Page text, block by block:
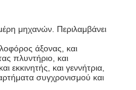
μηχανών . Περιλαμβάνει
άξονας, και
πλυντήριο, και
εκκινητής , και γεννήτρια,
συγχρονισμού και